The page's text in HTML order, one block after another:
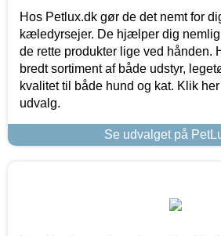
Hos Petlux.dk gør de det nemt for
kæledyrsejer. De hjælper dig
de rette produkter lige ved hånden.
bredt sortiment af både udstyr,
kvalitet til både hund og kat. Klik
udvalg.
Se udvalget på